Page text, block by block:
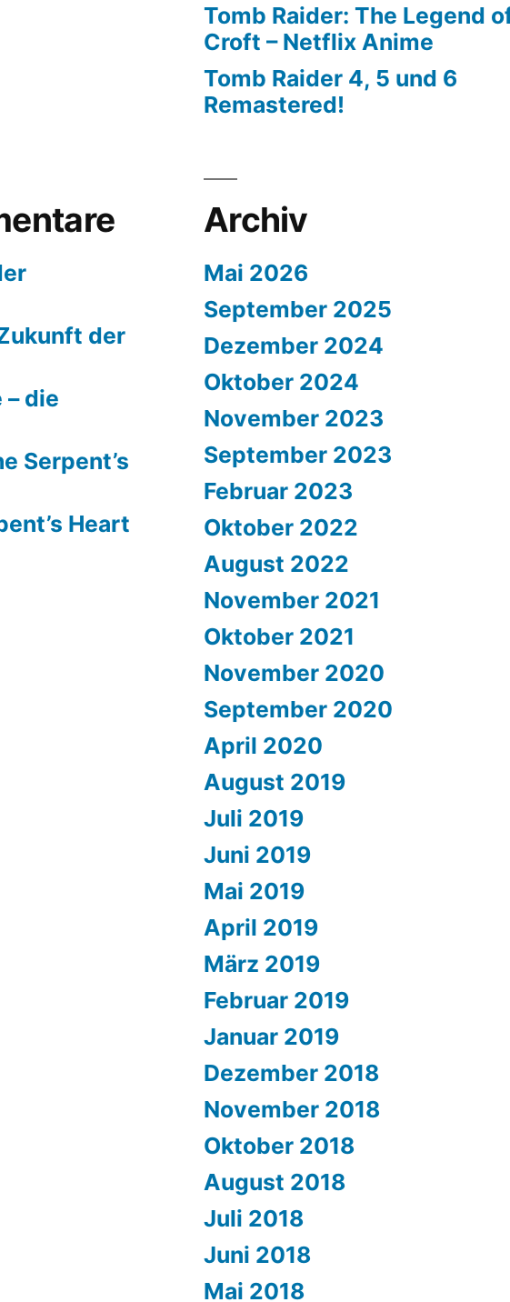
Tomb Raider: The Legend
Croft – Netflix Anime
Tomb Raider 4, 5 und 6
Remastered!
der
– die
Serpent’s
Heart
Archiv
Mai 2026
September 2025
Dezember 2024
Oktober 2024
November 2023
September 2023
Februar 2023
Oktober 2022
August 2022
November 2021
Oktober 2021
November 2020
September 2020
April 2020
August 2019
Juli 2019
Juni 2019
Mai 2019
April 2019
März 2019
Februar 2019
Januar 2019
Dezember 2018
November 2018
Oktober 2018
August 2018
Juli 2018
Juni 2018
Mai 2018